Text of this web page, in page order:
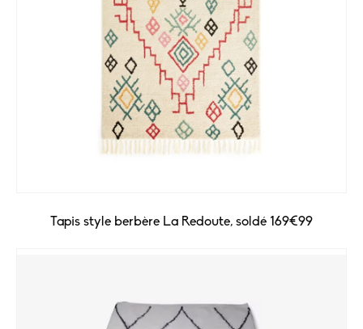
Tapis style berbère La Redoute, soldé 169€99
Inspirations, style et sélections
shopping
directement dans votre boite
aux lettres !